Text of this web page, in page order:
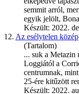
semmit arról,
egyik jelölt,
Készült: 2022.
12. Az esélytelen közép
(Tartalom)
... suk a Metazin
Loggiától a
centrumnak,
25-ére kitűzött
Készült: 2022.